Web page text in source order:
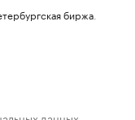
биржа